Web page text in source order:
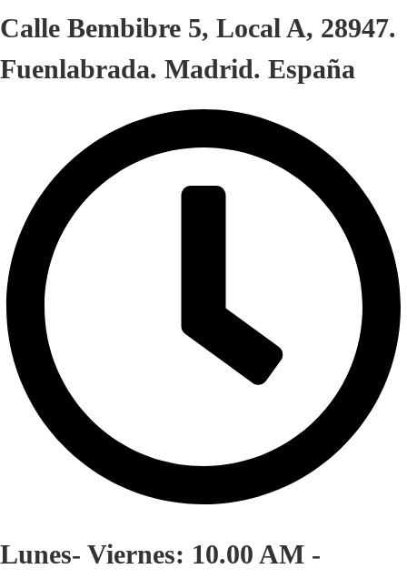
Calle Bembibre 5, Local A, 28947.
Fuenlabrada. Madrid. España
Lunes- Viernes: 10.00 AM -